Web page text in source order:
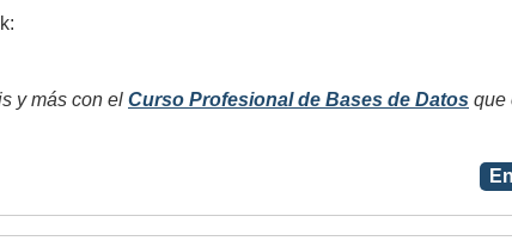
y más con el Curso Profesional de Bases de Datos que